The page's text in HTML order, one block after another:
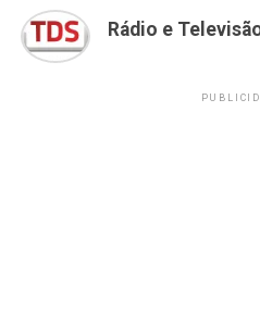
Rádio e